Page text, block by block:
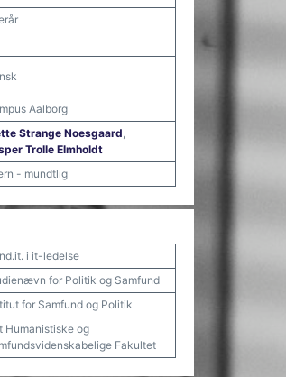
Aalborg
Strange Noesgaard,
Trolle Elmholdt
- mundtlig
i it-ledelse
for Politik og Samfund
for Samfund og Politik
Humanistiske og
Fakultet